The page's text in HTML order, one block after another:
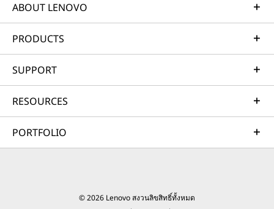
ABOUT LENOVO
PRODUCTS
SUPPORT
RESOURCES
PORTFOLIO
© 2026 Lenovo สงวนลิขสิทธิ์ทั้งหมด